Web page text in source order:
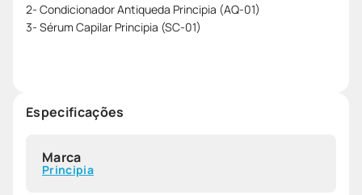
2- Condicionador Antiqueda Principia (AQ-01)
3- Sérum Capilar Principia (SC-01)
Especificações
Marca
Principia